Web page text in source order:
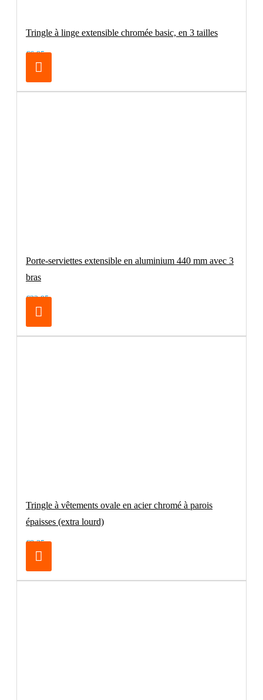
Tringle à linge extensible chromée basic, en 3 tailles
€6.95
Porte-serviettes extensible en aluminium 440 mm avec 3
bras
€32.95
Tringle à vêtements ovale en acier chromé à parois
épaisses (extra lourd)
€8.25